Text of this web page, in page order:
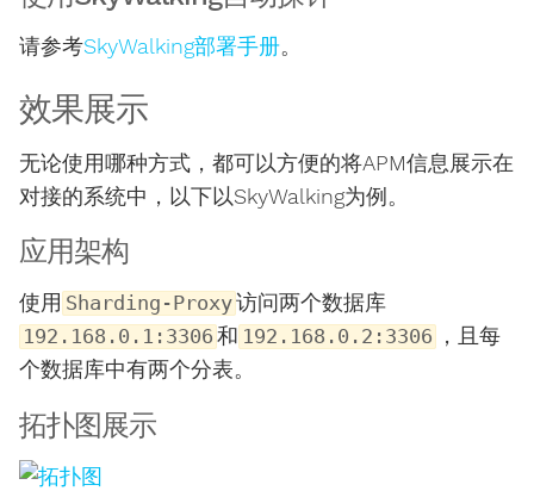
请参考SkyWalking部署手册。
效果展示
无论使用哪种方式，都可以方便的将APM信息展示在
对接的系统中，以下以SkyWalking为例。
应用架构
使用 Sharding-Proxy访问两个数据库
192.168.0.1:3306 和 192.168.0.2:3306
，且每
个数据库中有两个分表。
拓扑图展示